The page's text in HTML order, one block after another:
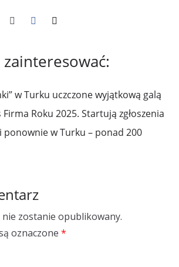
w Turku uczczone wyjątkową galą
Roku 2025. Startują zgłoszenia
ponownie w Turku – ponad 200
zostanie opublikowany.
oznaczone *